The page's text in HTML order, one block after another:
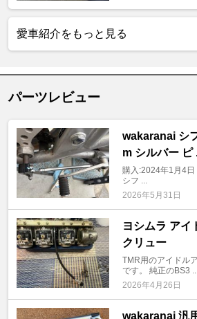
愛車紹介をもっと見る
パーツレビュー
wakaranai シ
m シルバー ピ
購入:2024年1月4日
シフ ...
2026年5月31日
ヨシムラ アイ
クリュー
TMR用のアイドル
です。 純正のBS3
2026年4月26日
wakaranai 汎